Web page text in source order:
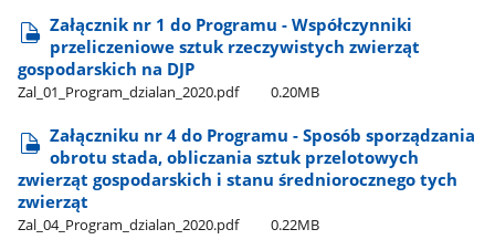
Załącznik nr 1 do Programu - Współczynniki
przeliczeniowe sztuk rzeczywistych zwierząt
gospodarskich na DJP
Zal​_01​_Program​_dzialan​_2020.pdf 0.20MB
Załączniku nr 4 do Programu - Sposób sporządzania
obrotu stada, obliczania sztuk przelotowych
zwierząt gospodarskich i stanu średniorocznego tych
zwierząt
Zal​_04​_Program​_dzialan​_2020.pdf 0.22MB